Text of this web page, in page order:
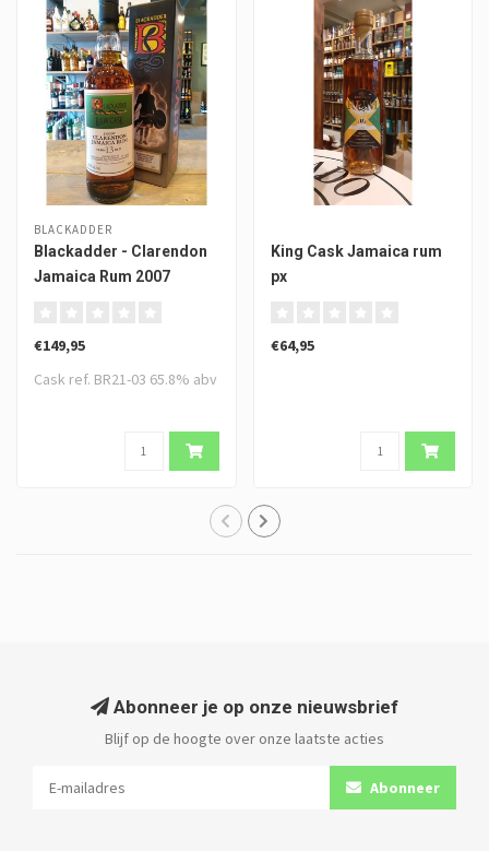
BLACKADDER
Blackadder - Clarendon
Jamaica Rum 2007
€149,95
Cask ref. BR21-03 65.8% abv
King Cask Jamaica rum
px
€64,95
Abonneer je op onze nieuwsbrief
Blijf op de hoogte over onze laatste acties
Abonneer